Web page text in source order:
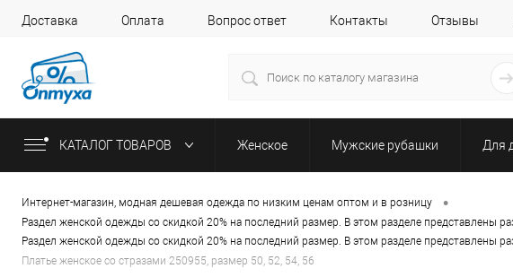
Доставка Оплата Вопрос ответ Контакты Отзывы
КАТАЛОГ ТОВАРОВ Женское Мужские рубашки Для
Интернет-магазин, модная дешевая одежда по низким ценам оптом и в розницу •
Раздел женской одежды со скидкой 20% на последний размер. В этом разделе представлены
Раздел женской одежды со скидкой 20% на последний размер. В этом разделе представлены
Платье женское со стразами 250955, размер 50, 52, 54, 56